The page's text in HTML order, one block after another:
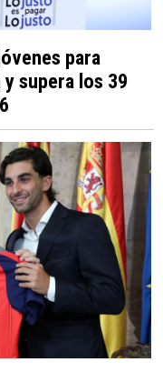
para
supera los 39